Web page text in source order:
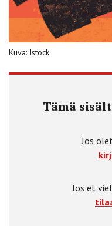
Kuva: Istock
Tämä
Jos
Jos et